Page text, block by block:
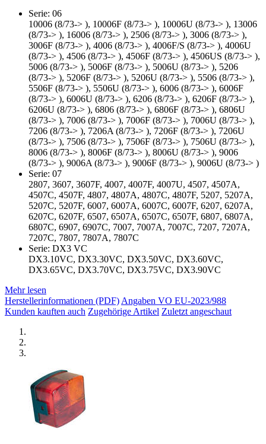
Serie: 06
10006 (8/73-> ), 10006F (8/73-> ), 10006U (8/73-> ), 13006
(8/73-> ), 16006 (8/73-> ), 2506 (8/73-> ), 3006 (8/73-> ),
3006F (8/73-> ), 4006 (8/73-> ), 4006F/S (8/73-> ), 4006U
(8/73-> ), 4506 (8/73-> ), 4506F (8/73-> ), 4506US (8/73-> ),
5006 (8/73-> ), 5006F (8/73-> ), 5006U (8/73-> ), 5206
(8/73-> ), 5206F (8/73-> ), 5206U (8/73-> ), 5506 (8/73-> ),
5506F (8/73-> ), 5506U (8/73-> ), 6006 (8/73-> ), 6006F
(8/73-> ), 6006U (8/73-> ), 6206 (8/73-> ), 6206F (8/73-> ),
6206U (8/73-> ), 6806 (8/73-> ), 6806F (8/73-> ), 6806U
(8/73-> ), 7006 (8/73-> ), 7006F (8/73-> ), 7006U (8/73-> ),
7206 (8/73-> ), 7206A (8/73-> ), 7206F (8/73-> ), 7206U
(8/73-> ), 7506 (8/73-> ), 7506F (8/73-> ), 7506U (8/73-> ),
8006 (8/73-> ), 8006F (8/73-> ), 8006U (8/73-> ), 9006
(8/73-> ), 9006A (8/73-> ), 9006F (8/73-> ), 9006U (8/73-> )
Serie: 07
2807, 3607, 3607F, 4007, 4007F, 4007U, 4507, 4507A,
4507C, 4507F, 4807, 4807A, 4807C, 4807F, 5207, 5207A,
5207C, 5207F, 6007, 6007A, 6007C, 6007F, 6207, 6207A,
6207C, 6207F, 6507, 6507A, 6507C, 6507F, 6807, 6807A,
6807C, 6907, 6907C, 7007, 7007A, 7007C, 7207, 7207A,
7207C, 7807, 7807A, 7807C
Serie: DX3 VC
DX3.10VC, DX3.30VC, DX3.50VC, DX3.60VC,
DX3.65VC, DX3.70VC, DX3.75VC, DX3.90VC
Mehr lesen
Herstellerinformationen (PDF)Angaben VO EU-2023/988
Kunden kauften auch Zugehörige Artikel Zuletzt angeschaut